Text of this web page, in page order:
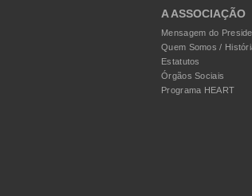
A ASSOCIAÇÃO
Mensagem do
Quem Somos /
Estatutos
Órgãos Sociais
Programa HEART